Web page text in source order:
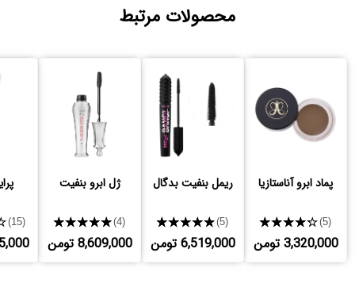
محصولات مرتبط
پماد ابرو آناستازیا
★★★★★(5)
3,320,000 تومن
ریمل بنفیت بدگال
★★★★★(5)
6,519,000 تومن
ژل ابرو بنفیت
★★★★★(4)
8,609,000 تومن
(15)